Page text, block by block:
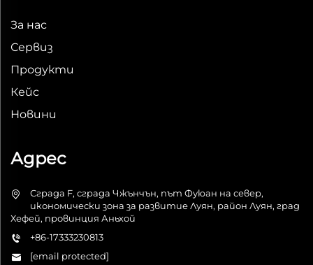
За нас
Сервиз
Продукти
Кейс
Новини
Адрес
Сграда F, сграда Чжънчън, път Фуюан на север,
икономически зона за развитие Луян, район Луян, град
Хефей, провинция Аньхой
+86-17333230813
[email protected]